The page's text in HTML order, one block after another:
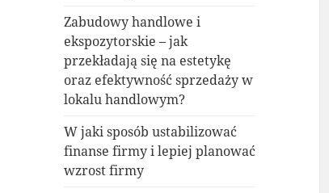
Zabudowy handlowe i
ekspozytorskie – jak
przekładają się na estetykę
oraz efektywność sprzedaży w
lokalu handlowym?
W jaki sposób ustabilizować
finanse firmy i lepiej planować
wzrost firmy